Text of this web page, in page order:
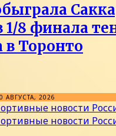
8 финала
в Торонто
2026